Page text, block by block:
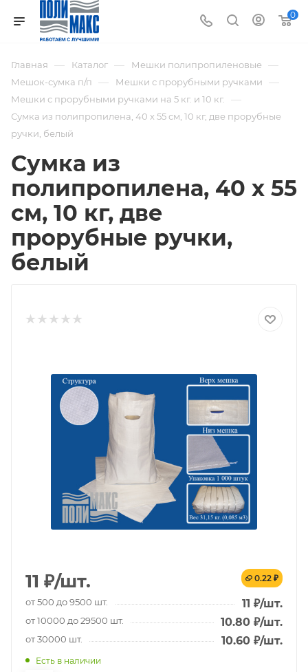
0
Главная — Каталог — Мешки полипропиленовые —
Мешок-сумка п/п — Мешки с прорубными ручками —
Мешки с прорубными ручками на 5 кг. и 10 кг. —
Сумка из полипропилена, 40 х 55 см, 10 кг, две прорубные
ручки, белый
Сумка из
полипропилена, 40 х 55
см, 10 кг, две
прорубные ручки,
белый
11 ₽/шт. 0.22 ₽
от 500 до 9500 шт. 11 ₽/шт.
от 10000 до 29500 шт. 10.80 ₽/шт.
от 30000 шт. 10.60 ₽/шт.
Есть в наличии